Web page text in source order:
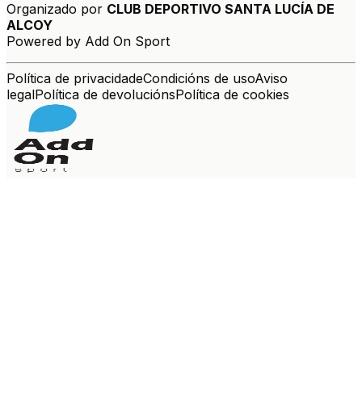
Organizado por CLUB DEPORTIVO SANTA LUCÍA DE
ALCOY
Powered by Add On Sport
Política de privacidadeCondicións de usoAviso
legalPolítica de devoluciónsPolítica de cookies